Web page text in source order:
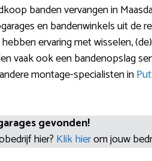
banden vervangen in
en bandenwinkels uit de
ervaring met wisselen,
vaak ook een bandenopslag
montage-specialisten in
gevonden!
hier? Klik hierom jouw